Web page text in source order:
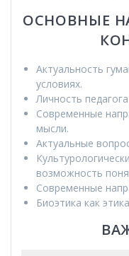
ОСНОВНЫЕ
Актуальность
условиях.
Личность
Современные
мысли.
Актуальные
возможность
Современные
Биоэтика как